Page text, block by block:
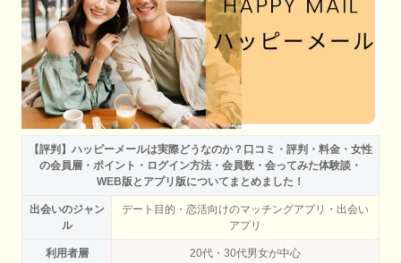
【評判】ハッピーメールは実際どうなのか？口コミ・評判・料金・女性
の会員層・ポイント・ログイン方法・会員数・会ってみた体験談・
WEB版とアプリ版についてまとめました！
出会いのジャン
ル
デート目的・恋活向けのマッチングアプリ・出会い
アプリ
利用者層 20代・30代男女が中心